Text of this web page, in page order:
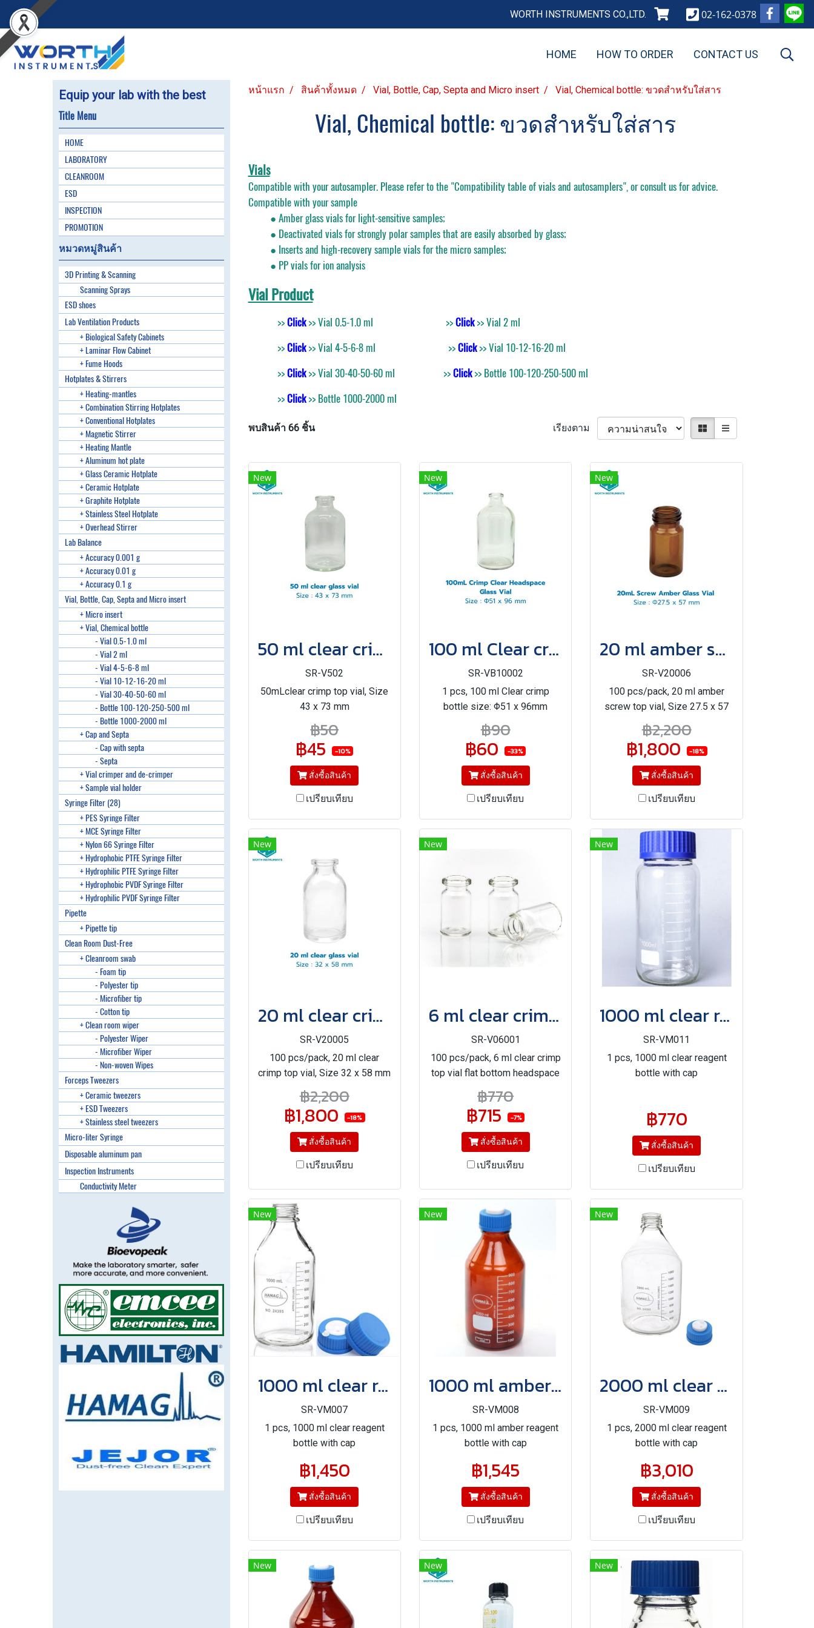
WORTH INSTRUMENTS CO.,LTD. 02-162-0378
HOME HOW TO ORDER CONTACT US
หน้าแรก สินค้าทั้งหมด Vial, Bottle, Cap, Septa and Micro insert Vial, Chemical bottle: ขวดสำหรับใส่สาร
Vial, Chemical bottle: ขวดสำหรับใส่สาร
Vials
Compatible with your autosampler. Please refer to the "Compatibility table of vials and autosamplers", or consult us for advice.
Compatible with your sample
● Amber glass vials for light-sensitive samples;
● Deactivated vials for strongly polar samples that are easily absorbed by glass;
● Inserts and high-recovery sample vials for the micro samples;
● PP vials for ion analysis
Vial Product
>>Click >> Vial 0.5-1.0 ml >>Click >> Vial 2 ml
>>Click >> Vial 4-5-6-8 ml >>Click>> Vial 10-12-16-20 ml
>>Click>> Vial 30-40-50-60 ml >>Click>> Bottle 100-120-250-500 ml
>>Click>> Bottle 1000-2000 ml
พบสินค้า 66 ชิ้น เรียงตาม
New
50 ml clear crimp top vial
SR-V502
50mLclear crimp top vial, Size
43 x 73 mm
฿50
฿45 -10%
สั่งซื้อสินค้า
เปรียบเทียบ
New
100 ml Clear crimp bottle
SR-VB10002
1 pcs, 100 ml Clear crimp
bottle size: Φ51 x 96mm
฿90
฿60 -33%
สั่งซื้อสินค้า
เปรียบเทียบ
New
20 ml amber screw top vial
SR-V20006
100 pcs/pack, 20 ml amber
screw top vial, Size 27.5 x 57
฿2,200
฿1,800 -18%
สั่งซื้อสินค้า
เปรียบเทียบ
New
20 ml clear crimp top vial
SR-V20005
100 pcs/pack, 20 ml clear
crimp top vial, Size 32 x 58 mm
฿2,200
฿1,800 -18%
สั่งซื้อสินค้า
เปรียบเทียบ
New
6 ml clear crimp top vial
SR-V06001
100 pcs/pack, 6 ml clear crimp
top vial flat bottom headspace
bottle, Size 22*39.5 mm
฿770
฿715 -7%
สั่งซื้อสินค้า
เปรียบเทียบ
New
1000 ml clear reagent bottle with cap
SR-VM011
1 pcs, 1000 ml clear reagent
bottle with cap
฿770
สั่งซื้อสินค้า
เปรียบเทียบ
New
1000 ml clear reagent bottle with cap
SR-VM007
1 pcs, 1000 ml clear reagent
bottle with cap
฿1,450
สั่งซื้อสินค้า
เปรียบเทียบ
New
1000 ml amber reagent bottle with cap
SR-VM008
1 pcs, 1000 ml amber reagent
bottle with cap
฿1,545
สั่งซื้อสินค้า
เปรียบเทียบ
New
2000 ml clear reagent bottle with cap
SR-VM009
1 pcs, 2000 ml clear reagent
bottle with cap
฿3,010
สั่งซื้อสินค้า
เปรียบเทียบ
New New New
Equip your lab with the best
Title Menu
HOME
LABORATORY
CLEANROOM
ESD
INSPECTION
PROMOTION
หมวดหมู่สินค้า
3D Printing & Scanning
Scanning Sprays
ESD shoes
Lab Ventilation Products
+ Biological Safety Cabinets
+ Laminar Flow Cabinet
+ Fume Hoods
Hotplates & Stirrers
+ Heating-mantles
+ Combination Stirring Hotplates
+ Conventional Hotplates
+ Magnetic Stirrer
+ Heating Mantle
+ Aluminum hot plate
+ Glass Ceramic Hotplate
+ Ceramic Hotplate
+ Graphite Hotplate
+ Stainless Steel Hotplate
+ Overhead Stirrer
Lab Balance
+ Accuracy 0.001 g
+ Accuracy 0.01 g
+ Accuracy 0.1 g
Vial, Bottle, Cap, Septa and Micro insert
+ Micro insert
+ Vial, Chemical bottle
- Vial 0.5-1.0 ml
- Vial 2 ml
- Vial 4-5-6-8 ml
- Vial 10-12-16-20 ml
- Vial 30-40-50-60 ml
- Bottle 100-120-250-500 ml
- Bottle 1000-2000 ml
+ Cap and Septa
- Cap with septa
- Septa
+ Vial crimper and de-crimper
+ Sample vial holder
Syringe Filter (28)
+ PES Syringe Filter
+ MCE Syringe Filter
+ Nylon 66 Syringe Filter
+ Hydrophobic PTFE Syringe Filter
+ Hydrophilic PTFE Syringe Filter
+ Hydrophobic PVDF Syringe Filter
+ Hydrophilic PVDF Syringe Filter
Pipette
+ Pipette tip
Clean Room Dust-Free
+ Cleanroom swab
- Foam tip
- Polyester tip
- Microfiber tip
- Cotton tip
+ Clean room wiper
- Polyester Wiper
- Microfiber Wiper
- Non-woven Wipes
Forceps Tweezers
+ Ceramic tweezers
+ ESD Tweezers
+ Stainless steel tweezers
Micro-liter Syringe
Disposable aluminum pan
Inspection Instruments
Conductivity Meter